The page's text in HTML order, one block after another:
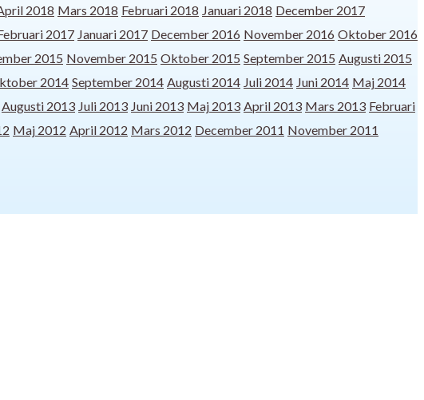
2018 Mars 2018 Februari 2018 Januari 2018 December 2017
2017 Januari 2017 December 2016 November 2016 Oktober 2016
2015 November 2015 Oktober 2015 September 2015 Augusti 2015
2014 September 2014 Augusti 2014 Juli 2014 Juni 2014 Maj 2014
Augusti 2013 Juli 2013 Juni 2013 Maj 2013 April 2013 Mars 2013 Februari
Maj 2012 April 2012 Mars 2012 December 2011 November 2011